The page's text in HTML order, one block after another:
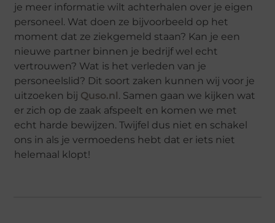
je meer informatie wilt achterhalen over je eigen
personeel. Wat doen ze bijvoorbeeld op het
moment dat ze ziekgemeld staan? Kan je een
nieuwe partner binnen je bedrijf wel echt
vertrouwen? Wat is het verleden van je
personeelslid? Dit soort zaken kunnen wij voor je
uitzoeken bij Quso.nl. Samen gaan we kijken wat
er zich op de zaak afspeelt en komen we met
echt harde bewijzen. Twijfel dus niet en schakel
ons in als je vermoedens hebt dat er iets niet
helemaal klopt!